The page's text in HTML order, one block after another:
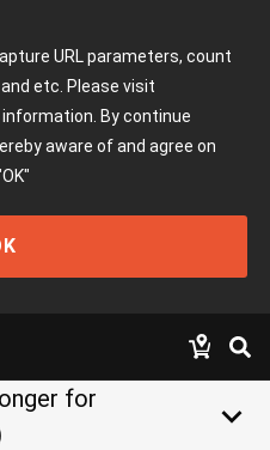
URL parameters, count
etc. Please visit
By continue
aware of and agree on
for
keyboard_arrow_down